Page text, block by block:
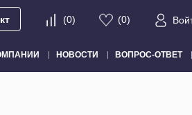
(0) (0)
НОВОСТИ ВОПРОС-ОТВЕТ